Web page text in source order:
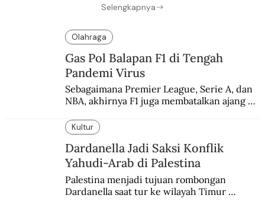
Selengkapnya
Olahraga
Gas Pol Balapan F1 di Tengah
Pandemi Virus
Sebagaimana Premier League, Serie A, dan
NBA, akhirnya F1 juga membatalkan ajang
enam dekade lampau.
Kultur
Dardanella Jadi Saksi Konflik
Yahudi-Arab di Palestina
Palestina menjadi tujuan rombongan
Dardanella saat tur ke wilayah Timur